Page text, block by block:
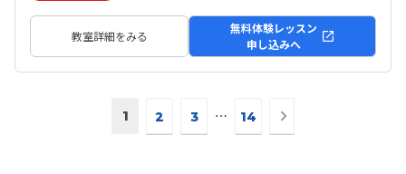
教室詳細をみる
無料体験レッスン
申し込みへ
1 2 3 ⋯ 14
次